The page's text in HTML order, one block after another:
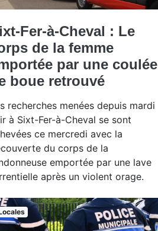
Fer-à-Cheval : Le
de la femme
par une coulée
boue retrouvé
recherches menées depuis mardi
à Sixt-Fer-à-Cheval se sont
ce mercredi avec la
du corps de la
emportée par une lave
après un violent orage.